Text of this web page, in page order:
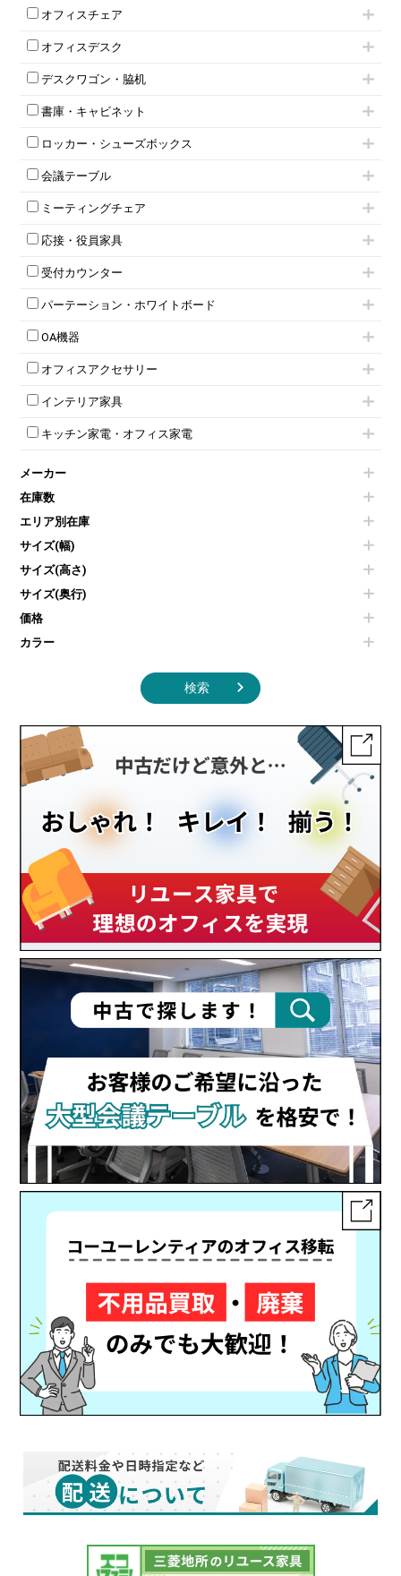
オフィスチェア
肘無しチェア
役員チェア
高級チェア（多機能チェア）
オフィスチェアその他
オフィスデスク
フリーアドレスデスク（ベンチデスク）
昇降デスク
オフィスデスクその他
両袖机
デスクワゴン・脇机
インワゴン2段
インワゴン3段
脇机
ワゴンその他
書庫・キャビネット
ハイキャビネット
ローキャビネット
両開きキャビネット
スチールキャビネット
上下連結キャビネット
軽量ラック（スチールラック）
収納家具その他
両開書庫
ラテラル書庫
ロッカー・シューズボックス
1人用ロッカー
2人用ロッカー
3人用ロッカー
4人用ロッカー
5人用ロッカー
8人用ロッカー
多人数ロッカー
ダイヤル錠ロッカー
ダイヤル錠ロッカー
ワードローブ・クローゼット
会議テーブル
スタッキングテーブル
ネスティングテーブル
幕板付テーブル
カウンターテーブル
T字脚テーブル
会議テーブルW1200～
会議テーブルW1800～
平行スタックテーブル
会議テーブルその他
ミーティングチェア
キャスター付きミーティングチェア
スタッキングミーティングチェア
テーブル付きミーティングチェア
ネスティングミーティングチェア
折りたたみミーティングチェア
ハイチェア
ミーティングチェアその他
応接・役員家具
応接セット
応接ソファ
応接チェア
応接テーブル
応接・役員家具その他
受付カウンター
ローカウンター
ラウンジカウンター
受付カウンターその他
パーテーション・ホワイトボード
パーテーション
自立タイプパーテーション
パーテーションその他
脚付ホワイトボード
壁掛けホワイトボード
ホワイトボードその他
OA機器
電話機（ビジネスフォン）
シュレッダー
プロジェクター
スクリーン
その他OA機器
オフィスアクセサリー
チェア用台車
演台・講演台・演説台
防音パネル
個室ブース
コートハンガー・ポールハンガー
傘立て
食器棚・キッチンキャビネット
カタログスタンド
オフィスアクセサリーその他
インテリア家具
モールドチェア
ダイニングチェア
カウンターテーブル
センターテーブル・サイドテーブル
ベンチ・スツール
ソファ
シェルフ
ダストボックス（ゴミ箱）
インテリア家具その他
キッチン家電・オフィス家電
冷蔵庫・洗濯機
空気清浄機・加湿器
液晶テレビ・モニター類
エアコン
掃除機
季節家電
メーカー
在庫数
エリア別在庫
サイズ(幅)
サイズ(高さ)
サイズ(奥行)
価格
カラー
検索